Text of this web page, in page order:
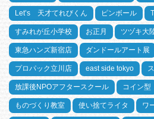
Let’s 天才てれびくん ピンボール
すみれが丘小学校 お正月 ツヅキ大
東急ハンズ新宿店 ダンドールアート展
プロパック立川店 east side tokyo
放課後NPOアフタースクール コイン型
ものづくり教室 使い捨てライタ ワ